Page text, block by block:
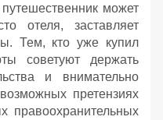
может
отеля, заставляет
Тем, кто уже купил
советуют держать
и внимательно
претензиях
правоохранительных